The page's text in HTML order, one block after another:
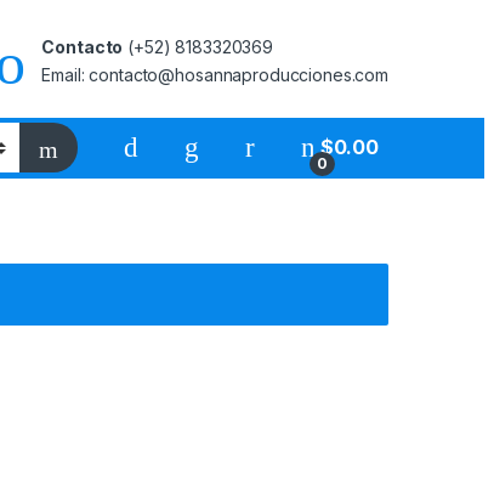
Contacto (+52) 8183320369
Email: contacto@hosannaproducciones.com
0
$0.00